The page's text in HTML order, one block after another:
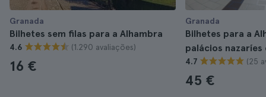
Granada
Bilhetes sem filas para a Alhambra
4.6 (1.290 avaliações)
16 €
Granada
Bilhetes para a
palácios
4.7 (25
45 €